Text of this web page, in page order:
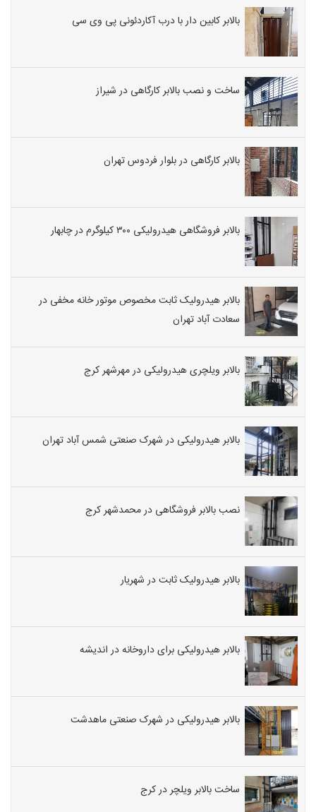
بالابر کابین دار با درب آکاردئونی پی وی سی
ساخت و نصب بالابر کارگاهی در شیراز
بالابر کارگاهی در بلوار فردوس تهران
بالابر فروشگاهی هیدرولیکی ۳۰۰ کیلوگرم در چابهار
بالابر هیدرولیک ثابت مخصوص موتور خانه مخفی در
سعادت آباد تهران
بالابر ویلچری هیدرولیکی در مهرشهر کرج
بالابر هیدرولیکی در شهرک صنعتی شمس آباد تهران
نصب بالابر فروشگاهی در محمدشهر کرج
بالابر هیدرولیک ثابت در شهریار
بالابر هیدرولیکی برای داروخانه در اندیشه
بالابر هیدرولیکی در شهرک صنعتی ماهدشت
ساخت بالابر ویلچر در کرج